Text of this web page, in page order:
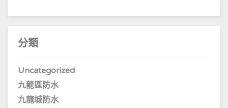
分類
Uncategorized
九龍區防水
九龍城防水